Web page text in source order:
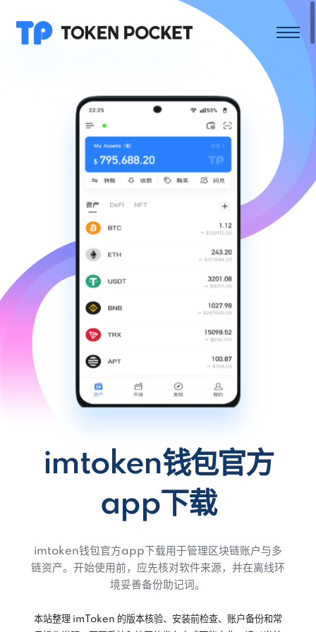
imtoken钱包官方
app下载
imtoken钱包官方app下载用于管理区块链账户与多
链资产。开始使用前，应先核对软件来源，并在离线环
境妥善备份助记词。
本站整理 imToken 的版本核验、安装前检查、账户备份和常